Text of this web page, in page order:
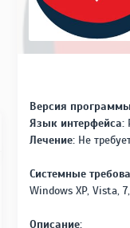
Версия
Язык интерфейса:
Лечение:Не
Системные
Windows XP, Vista,
Описание: